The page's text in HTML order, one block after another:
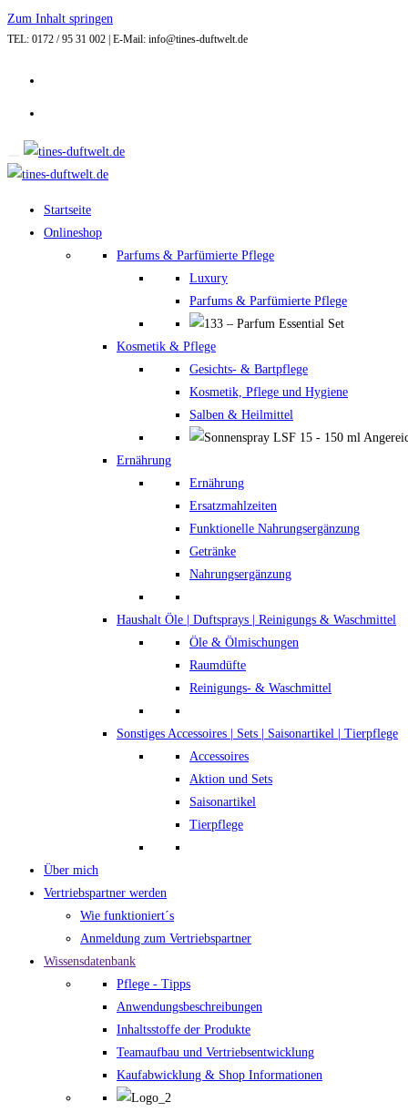
Zum Inhalt springen
TEL: 0172 / 95 31 002 | E-Mail: info@tines-duftwelt.de
Startseite
Onlineshop
Parfums & Parfümierte Pflege
Luxury
Parfums & Parfümierte Pflege
Kosmetik & Pflege
Gesichts- & Bartpflege
Kosmetik, Pflege und Hygiene
Salben & Heilmittel
Ernährung
Ernährung
Ersatzmahlzeiten
Funktionelle Nahrungsergänzung
Getränke
Nahrungsergänzung
Haushalt Öle | Duftsprays | Reinigungs & Waschmittel
Öle & Ölmischungen
Raumdüfte
Reinigungs- & Waschmittel
Sonstiges Accessoires | Sets | Saisonartikel | Tierpflege
Accessoires
Aktion und Sets
Saisonartikel
Tierpflege
Über mich
Vertriebspartner werden
Wie funktioniert´s
Anmeldung zum Vertriebspartner
Wissensdatenbank
Pflege - Tipps
Anwendungsbeschreibungen
Inhaltsstoffe der Produkte
Teamaufbau und Vertriebsentwicklung
Kaufabwicklung & Shop Informationen